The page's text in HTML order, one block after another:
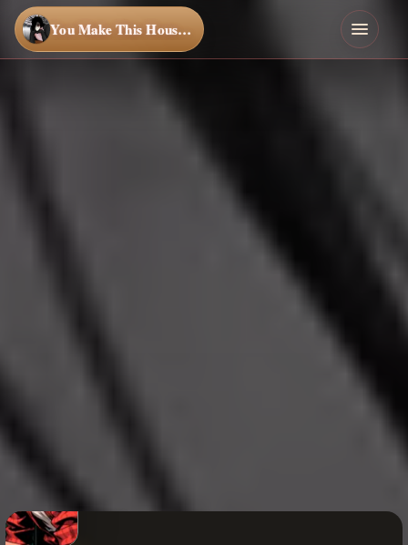
You Make This House a Home